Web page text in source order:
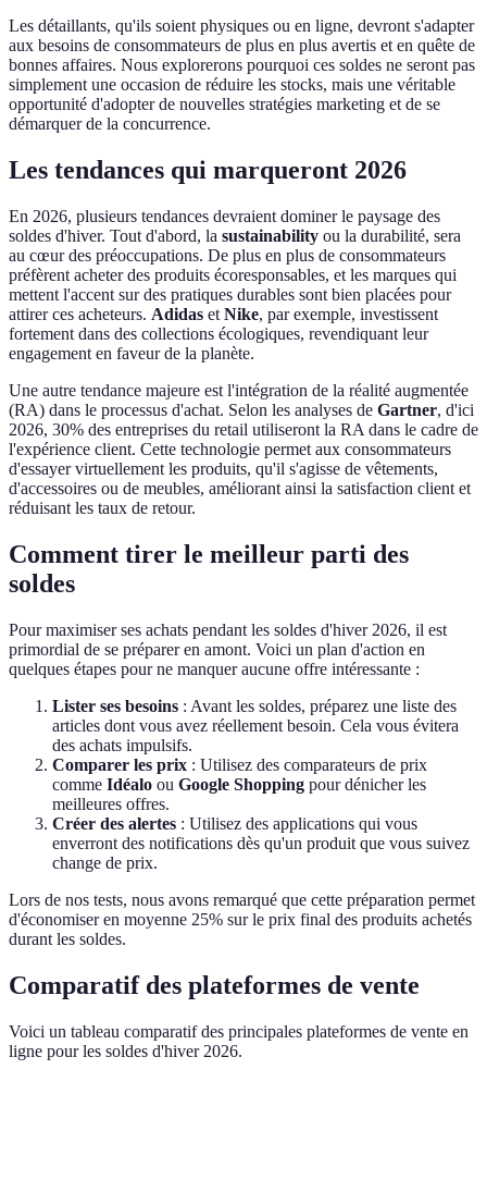
Les détaillants, qu'ils soient physiques ou en ligne, devront s'adapter
aux besoins de consommateurs de plus en plus avertis et en quête de
bonnes affaires. Nous explorerons pourquoi ces soldes ne seront pas
simplement une occasion de réduire les stocks, mais une véritable
opportunité d'adopter de nouvelles stratégies marketing et de se
démarquer de la concurrence.
Les tendances qui marqueront 2026
En 2026, plusieurs tendances devraient dominer le paysage des
soldes d'hiver. Tout d'abord, la sustainability ou la durabilité, sera
au cœur des préoccupations. De plus en plus de consommateurs
préfèrent acheter des produits écoresponsables, et les marques qui
mettent l'accent sur des pratiques durables sont bien placées pour
attirer ces acheteurs. Adidas et Nike, par exemple, investissent
fortement dans des collections écologiques, revendiquant leur
engagement en faveur de la planète.
Une autre tendance majeure est l'intégration de la réalité augmentée
(RA) dans le processus d'achat. Selon les analyses de Gartner, d'ici
2026, 30% des entreprises du retail utiliseront la RA dans le cadre de
l'expérience client. Cette technologie permet aux consommateurs
d'essayer virtuellement les produits, qu'il s'agisse de vêtements,
d'accessoires ou de meubles, améliorant ainsi la satisfaction client et
réduisant les taux de retour.
Comment tirer le meilleur parti des
soldes
Pour maximiser ses achats pendant les soldes d'hiver 2026, il est
primordial de se préparer en amont. Voici un plan d'action en
quelques étapes pour ne manquer aucune offre intéressante :
Lister ses besoins : Avant les soldes, préparez une liste des
articles dont vous avez réellement besoin. Cela vous évitera
des achats impulsifs.
Comparer les prix : Utilisez des comparateurs de prix
comme Idéalo ou Google Shopping pour dénicher les
meilleures offres.
Créer des alertes : Utilisez des applications qui vous
enverront des notifications dès qu'un produit que vous suivez
change de prix.
Lors de nos tests, nous avons remarqué que cette préparation permet
d'économiser en moyenne 25% sur le prix final des produits achetés
durant les soldes.
Comparatif des plateformes de vente
Voici un tableau comparatif des principales plateformes de vente en
ligne pour les soldes d'hiver 2026.